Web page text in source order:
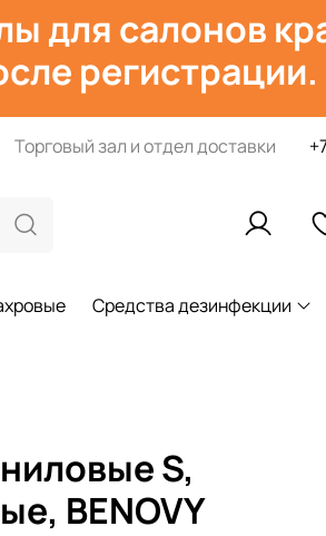
для салонов
регистрации.
Торговый зал и отдел доставки
Средства дезинфекции
S,
BENOVY